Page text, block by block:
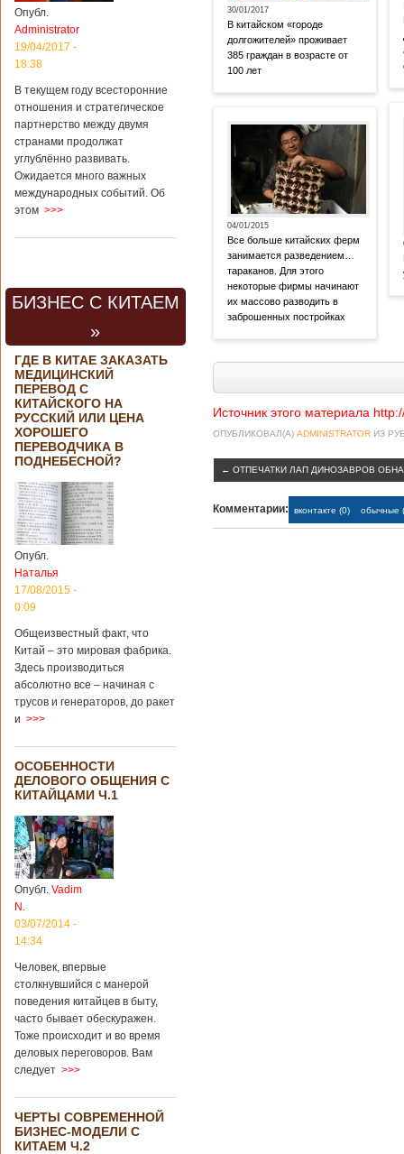
Опубл.
Administrator
19/04/2017 -
18:38
В текущем году всесторонние
отношения и стратегическое
партнерство между двумя
странами продолжат
углублённо развивать.
Ожидается много важных
международных событий. Об
этом >>>
БИЗНЕС С КИТАЕМ
»
ГДЕ В КИТАЕ ЗАКАЗАТЬ
МЕДИЦИНСКИЙ
ПЕРЕВОД С
КИТАЙСКОГО НА
РУССКИЙ ИЛИ ЦЕНА
ХОРОШЕГО
ПЕРЕВОДЧИКА В
ПОДНЕБЕСНОЙ?
Опубл.
Наталья
17/08/2015 -
0:09
Общеизвестный факт, что
Китай – это мировая фабрика.
Здесь производиться
абсолютно все – начиная с
трусов и генераторов, до ракет
и >>>
ОСОБЕННОСТИ
ДЕЛОВОГО ОБЩЕНИЯ С
КИТАЙЦАМИ Ч.1
Опубл. Vadim
N.
03/07/2014 -
14:34
Человек, впервые
столкнувшийся с манерой
поведения китайцев в быту,
часто бывает обескуражен.
Тоже происходит и во время
деловых переговоров. Вам
следует >>>
ЧЕРТЫ СОВРЕМЕННОЙ
БИЗНЕС-МОДЕЛИ С
КИТАЕМ Ч.2
30/01/2017
В китайском «городе
долгожителей» проживает
385 граждан в возрасте от
100 лет
04/01/2015
Все больше китайских ферм
занимается разведением…
тараканов. Для этого
некоторые фирмы начинают
их массово разводить в
заброшенных постройках
Источник этого материала
ОПУБЛИКОВАЛ(А) ADMINISTRATOR ИЗ
← ОТПЕЧАТКИ ЛАП ДИНОЗАВРОВ
Комментарии: вконтакте (0) обычные